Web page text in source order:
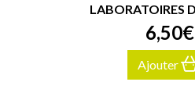
6,50€
Ajouter